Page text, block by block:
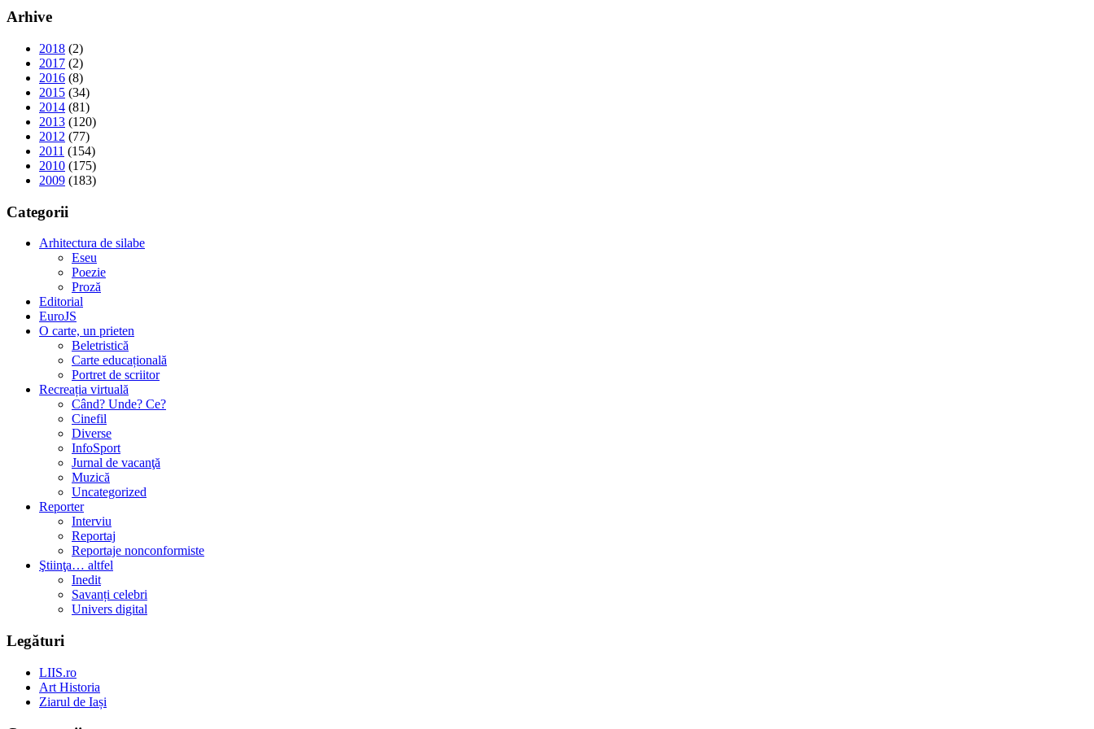
Arhive
2018 (2)
2017 (2)
2016 (8)
2015 (34)
2014 (81)
2013 (120)
2012 (77)
2011 (154)
2010 (175)
2009 (183)
Categorii
Arhitectura de silabe
Eseu
Poezie
Proză
Editorial
EuroJS
O carte, un prieten
Beletristică
Carte educațională
Portret de scriitor
Recreația virtuală
Când? Unde? Ce?
Cinefil
Diverse
InfoSport
Jurnal de vacanţă
Muzică
Uncategorized
Reporter
Interviu
Reportaj
Reportaje nonconformiste
Ştiinţa… altfel
Inedit
Savanți celebri
Univers digital
Legături
LIIS.ro
Art Historia
Ziarul de Iași